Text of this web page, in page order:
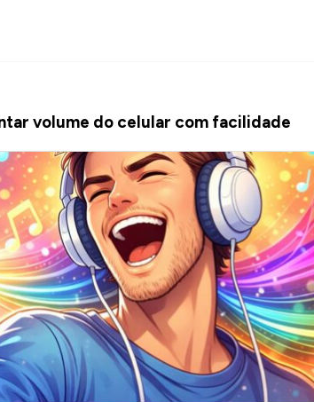
volume do celular com facilidade